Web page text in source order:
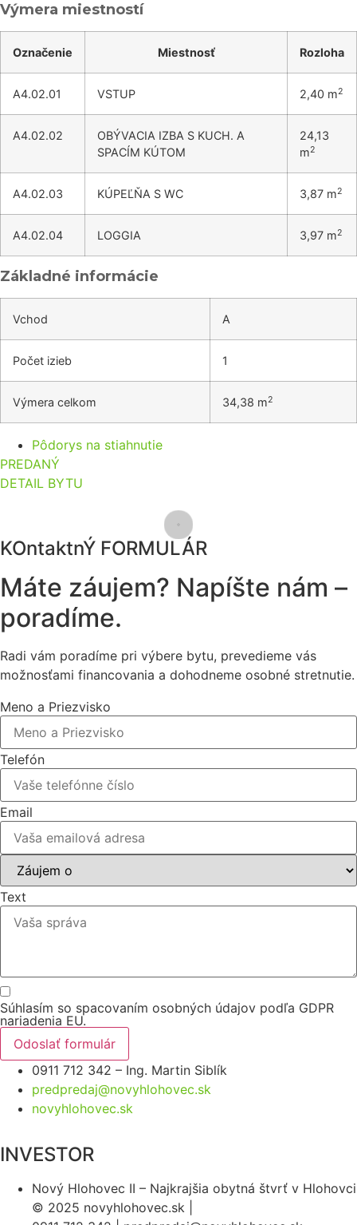
Výmera miestností
Označenie Miestnosť Rozloha
A4.02.01 VSTUP 2,40 m2
A4.02.02
OBÝVACIA IZBA S KUCH. A
SPACÍM KÚTOM
24,13
m2
A4.02.03 KÚPEĽŇA S WC 3,87 m2
A4.02.04 LOGGIA 3,97 m2
Základné informácie
Vchod A
Počet izieb 1
Výmera celkom 34,38 m2
Pôdorys na stiahnutie
PREDANÝ
DETAIL BYTU
KOntaktnÝ FORMULÁR
Máte záujem? Napíšte nám –
poradíme.
Radi vám poradíme pri výbere bytu, prevedieme vás
možnosťami financovania a dohodneme osobné stretnutie.
Meno a Priezvisko
Telefón
Email
Text
Súhlasím so spacovaním osobných údajov podľa GDPR
nariadenia EU.
Odoslať formulár
0911 712 342 – Ing. Martin Siblík
predpredaj@novyhlohovec.sk
novyhlohovec.sk
INVESTOR
Nový Hlohovec II – Najkrajšia obytná štvrť v Hlohovci
© 2025 novyhlohovec.sk |